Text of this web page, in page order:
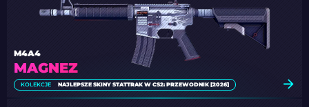
MAGNEZ
M4A4
KOLEKCJE NAJLEPSZE SKINY STATTRAK W CS2: PRZEWODNIK [2026]